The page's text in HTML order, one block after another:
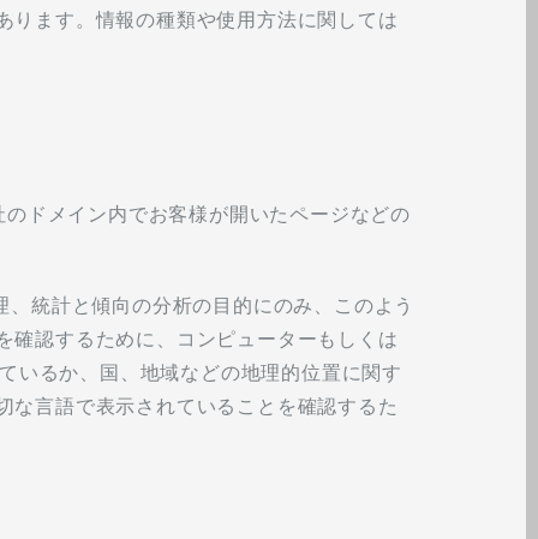
ります。情報の種類や使用方法に関しては
ドメイン内でお客様が開いたページなどの
統計と傾向の分析の目的にのみ、このよう
確認するために、コンピューターもしくは
いるか、国、地域などの地理的位置に関す
な言語で表示されていることを確認するた